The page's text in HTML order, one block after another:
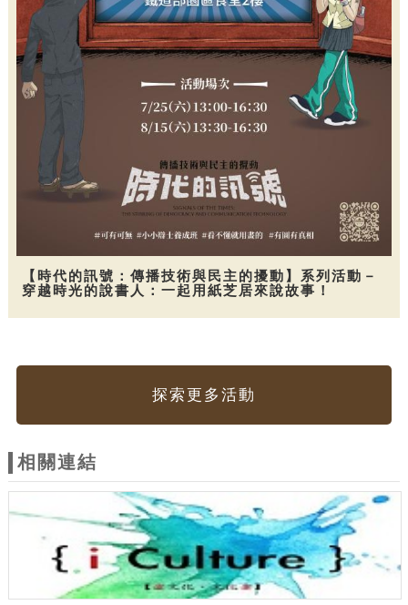
【時代的訊號：傳播技術與民主的擾動】系列活動－
穿越時光的說書人：一起用紙芝居來說故事！
探索更多活動
相關連結